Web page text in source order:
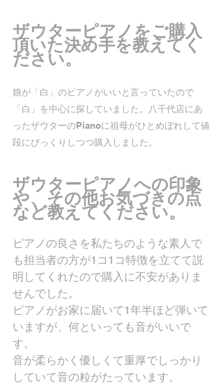
ザウターピアノをご購入
頂いた決め手を教えてく
ださい。
娘が「白」のピアノがいいと言っていたので
「白」を中心に探していました。八千代店にあ
ったザウターのPianoに祖母がひとめぼれして値
段にびっくりしつつ購入しました。
ザウターピアノへの印象
や、その他お気づきの点
など教えてください。
ピアノの良さを私たちのような素人で
も担当者の方が1コ1コ特徴を立てて説
明してくれたので購入に不安がありま
せんでした。
ピアノがお家に届いて1年半ほど弾いて
いますが、何といっても音がいいで
す。
音が柔らかく優しくて重厚でしっかり
していて音の粒がたっています。